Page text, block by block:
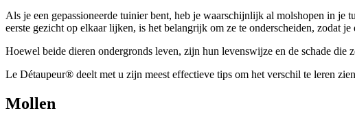
Als je een gepassioneerde tuinier bent, heb je waarschijnlijk al molshopen in
eerste gezicht op elkaar lijken, is het belangrijk om ze te onderscheiden, zodat
Hoewel beide dieren ondergronds leven, zijn hun levenswijze en de schade die
Le Détaupeur® deelt met u zijn meest effectieve tips om het verschil te leren
Mollen